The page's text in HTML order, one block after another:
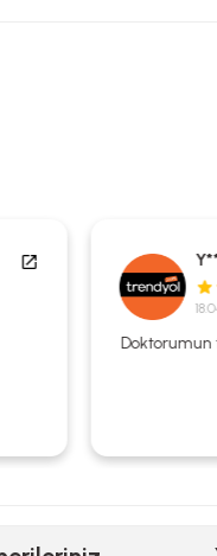
Y** T**
Doktorumun